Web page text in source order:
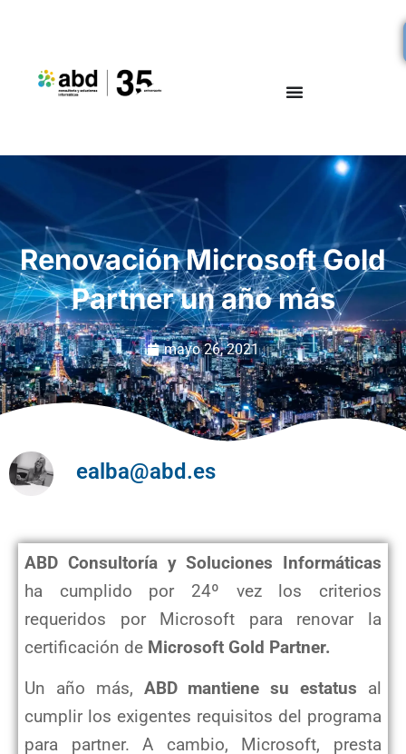
Renovación Microsoft Gold
Partner un año más
mayo 26, 2021
ealba@abd.es
ABD Consultoría y Soluciones Informáticas
ha cumplido por 24º vez los criterios
requeridos por Microsoft para renovar la
certificación de Microsoft Gold Partner.
Un año más, ABD mantiene su estatus al
cumplir los exigentes requisitos del programa
para partner. A cambio, Microsoft, presta